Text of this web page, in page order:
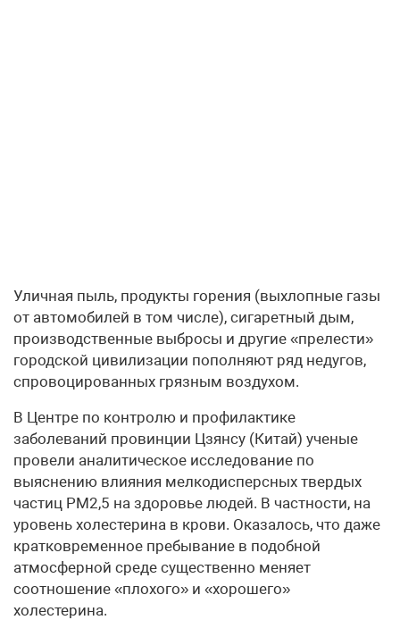
Уличная пыль, продукты горения (выхлопные газы
от автомобилей в том числе), сигаретный дым,
производственные выбросы и другие «прелести»
городской цивилизации пополняют ряд недугов,
спровоцированных грязным воздухом.
В Центре по контролю и профилактике
заболеваний провинции Цзянсу (Китай) ученые
провели аналитическое исследование по
выяснению влияния мелкодисперсных твердых
частиц PM2,5 на здоровье людей. В частности, на
уровень холестерина в крови. Оказалось, что даже
кратковременное пребывание в подобной
атмосферной среде существенно меняет
соотношение «плохого» и «хорошего»
холестерина.